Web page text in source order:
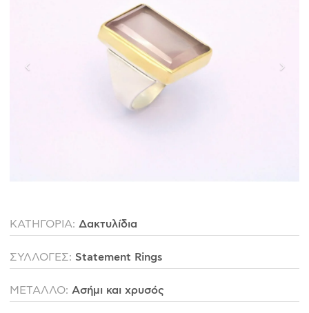
ΙΣΤΟΡΊΑ
ΤΙ ΣΗΜΑΊΝΕΙ ΤΟ ΚΌΣΜΗΜΑ ΓΙΑ ΜΑΣ ;
ΚΑΛΆΘΙ ΑΓΟΡΏΝ
ΑΠΟΣΤΟΛΈΣ/ΕΠΙΣΤΡΟΦΈΣ
ΚΑΤΗΓΟΡΙΑ: Δακτυλίδια
ΣΥΛΛΟΓΕΣ: Statement Rings
ΜΕΤΑΛΛΟ: Ασήμι και χρυσός